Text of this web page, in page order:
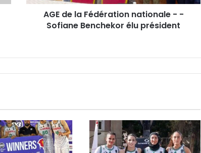
Benchekor
président
AGE de la Fédération nationale - -
Sofiane Benchekor élu président